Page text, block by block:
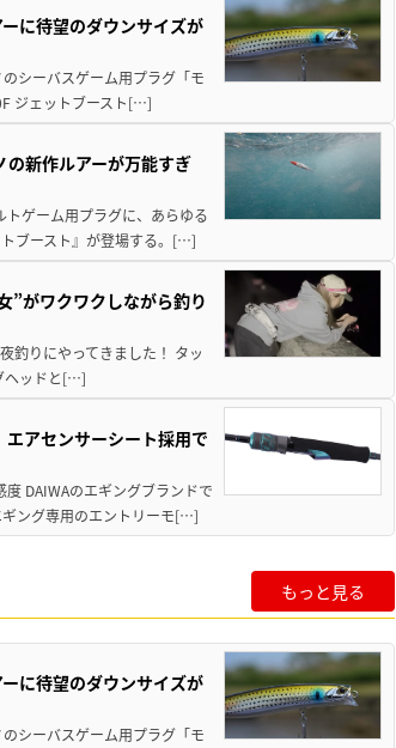
に待望のダウンサイズが
シーバスゲーム用プラグ「モ
ジェットブースト[…]
の新作ルアーが万能すぎ
ゲーム用プラグに、あらゆる
ブースト』が登場する。[…]
”がワクワクしながら釣り
釣りにやってきました！ タッ
ヘッドと[…]
アセンサーシート採用で
DAIWAのエギングブランドで
ギング専用のエントリーモ[…]
もっと見る
に待望のダウンサイズが
シーバスゲーム用プラグ「モ